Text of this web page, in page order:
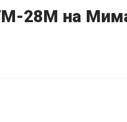
28М на